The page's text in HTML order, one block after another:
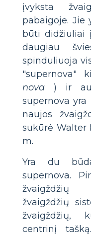
įvyksta
pabaigoje. Jie
būti didžiuliai
daugiau
spinduliuoja
"supernova"
nova ) ir
supernova yra
naujos
sukūrė Walter
m.
Yra du
supernova.
žvaigždžių
žvaigždžių
žvaigždžių,
centrinį